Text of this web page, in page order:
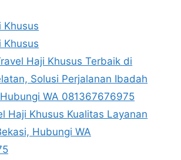
Khusus
Khusus
Haji Khusus Terbaik di
Solusi Perjalanan Ibadah
WA 081367676975
Haji Khusus Kualitas Layanan
Hubungi WA